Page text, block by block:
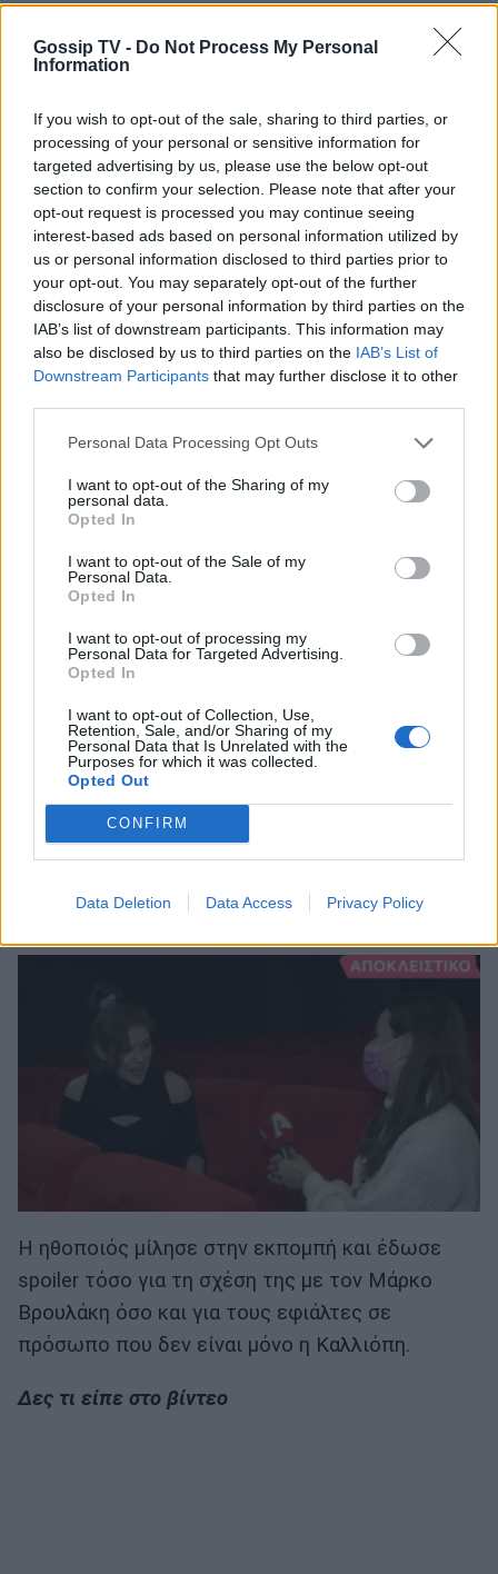
Gossip TV - Do Not Process My Personal
Information
If you wish to opt-out of the sale, sharing to third parties, or
processing of your personal or sensitive information for
targeted advertising by us, please use the below opt-out
section to confirm your selection. Please note that after your
opt-out request is processed you may continue seeing
interest-based ads based on personal information utilized by
us or personal information disclosed to third parties prior to
your opt-out. You may separately opt-out of the further
disclosure of your personal information by third parties on the
IAB’s list of downstream participants. This information may
also be disclosed by us to third parties on the IAB’s List of
Downstream Participants that may further disclose it to other
Personal Data Processing Opt Outs
I want to opt-out of the Sharing of my
personal data.
Opted In
I want to opt-out of the Sale of my
Personal Data.
Opted In
I want to opt-out of processing my
Personal Data for Targeted Advertising.
Opted In
I want to opt-out of Collection, Use,
Retention, Sale, and/or Sharing of my
Personal Data that Is Unrelated with the
Purposes for which it was collected.
Opted Out
CONFIRM
Data Deletion Data Access Privacy Policy
αντιμετωπίσει την κατακραυγή των ανθρώπων
παιδί που μάλιστα είχε σχέσεις με παντρεμένο.
Η συνοχή όλων των παραπάνω οδηγούν στη
κύκλος αίματος ανάμεσα στους Βρουλάκηδες και
τους Σταματάκηδες. Ο Μάρκος Βρουλάκης
έφυγε από σφαίρα του Βασίλη Σταματάκη ο
οποίος πήρε το αίμα του πίσω για το άδοξο
τέλος της αδερφής του.
Είναι όμως έτσι τα πράγματα;
Η ηθοποιός μίλησε στην εκπομπή και έδωσε
spoiler τόσο για τη σχέση της με τον Μάρκο
Βρουλάκη όσο και για τους εφιάλτες σε
πρόσωπο που δεν είναι μόνο η Καλλιόπη.
Δες τι είπε στο βίντεο